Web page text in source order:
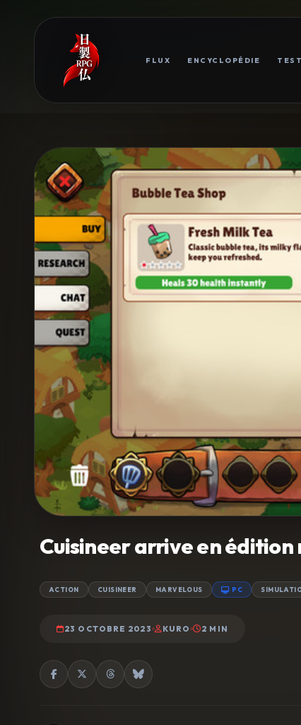
FLUX ENCYCLOPÉDIE
Cuisineer arrive en édition
ACTION CUISINEER MARVELOUS PC
23 OCTOBRE 2023 KURO 2 MIN